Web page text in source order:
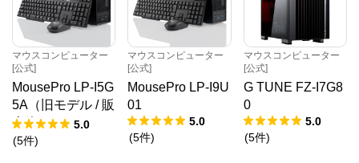
マウスコンピューター
[公式]
MousePro LP-I5G
5A（旧モデル / 販
売終了）
5.0
(5件)
マウスコンピューター
[公式]
MousePro LP-I9U
01
5.0
(5件)
マウスコンピューター
[公式]
G TUNE FZ-I7G8
0
5.0
(5件)